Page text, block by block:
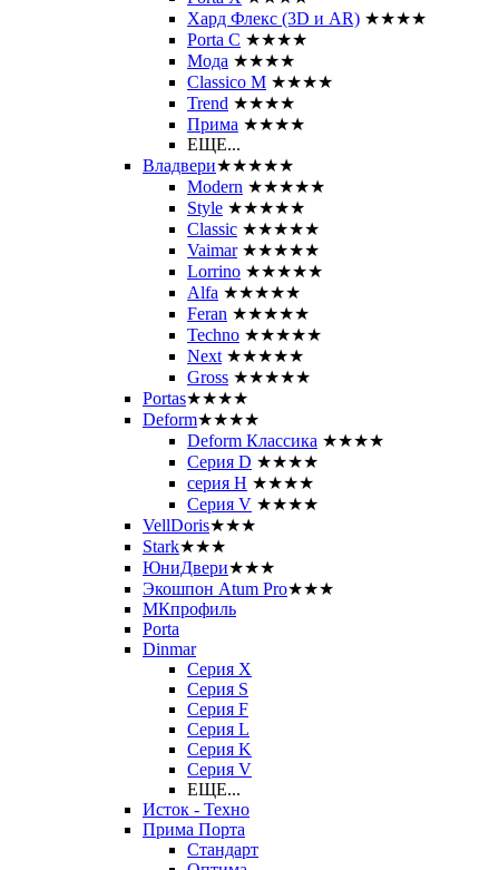
Хард Флекс (3D и AR) ★★★★
Porta C ★★★★
Мода ★★★★
Classico M ★★★★
Trend ★★★★
Прима ★★★★
ЕЩЕ...
Владвери★★★★★
Modern ★★★★★
Style ★★★★★
Classic ★★★★★
Vaimar ★★★★★
Lorrino ★★★★★
Alfa ★★★★★
Feran ★★★★★
Techno ★★★★★
Next ★★★★★
Gross ★★★★★
Portas★★★★
Deform★★★★
Deform Классика ★★★★
Серия D ★★★★
серия H ★★★★
Серия V ★★★★
VellDoris★★★
Stark★★★
ЮниДвери★★★
Экошпон Atum Pro★★★
МКпрофиль
Porta
Dinmar
Серия X
Серия S
Серия F
Серия L
Серия K
Серия V
ЕЩЕ...
Исток - Техно
Прима Порта
Стандарт